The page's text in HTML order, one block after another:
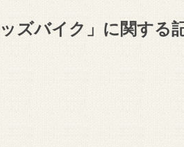
ズバイク」に関する